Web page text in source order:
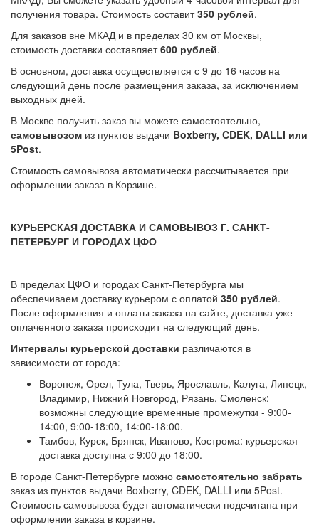
получения товара. Стоимость составит350 рублей.
Для заказов вне МКАД и в пределах 30 км от Москвы,
стоимость доставки составляет600 рублей.
В основном, доставка осуществляется с 9 до 16 часов на
следующий день после размещения заказа, за исключением
выходных дней.
В Москве получить заказ вы можете самостоятельно,
самовывозом из пунктов выдачи Boxberry, CDEK, DALLI или
5Post.
Стоимость самовывоза автоматически рассчитывается при
оформлении заказа в Корзине.
КУРЬЕРСКАЯ ДОСТАВКА И САМОВЫВОЗ Г. САНКТ-
ПЕТЕРБУРГ И ГОРОДАХ ЦФО
В пределах ЦФО и городах Санкт-Петербурга мы
обеспечиваем доставку курьером с оплатой 350 рублей.
После оформления и оплаты заказа на сайте, доставка уже
оплаченного заказа происходит на следующий день.
Интервалы курьерской доставки различаются в
зависимости от города:
Воронеж, Орел, Тула, Тверь, Ярославль, Калуга, Липецк,
Владимир, Нижний Новгород, Рязань, Смоленск:
возможны следующие временные промежутки - 9:00-
14:00, 9:00-18:00, 14:00-18:00.
Тамбов, Курск, Брянск, Иваново, Кострома: курьерская
доставка доступна с 9:00 до 18:00.
В городе Санкт-Петербурге можно самостоятельно забрать
заказ из пунктов выдачи Boxberry, CDEK, DALLI или 5Post.
Стоимость самовывоза будет автоматически подсчитана при
оформлении заказа в корзине.